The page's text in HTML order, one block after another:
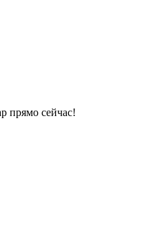
прямо сейчас!